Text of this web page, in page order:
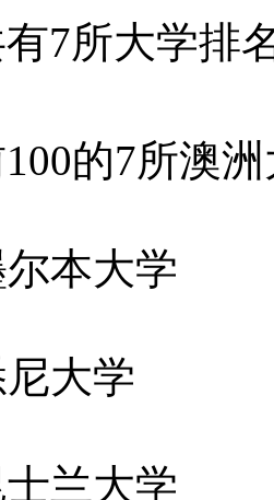
7所大学排
的7所澳
本大学
大学
兰大学